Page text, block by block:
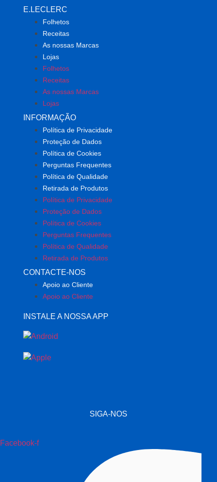
E.LECLERC
Folhetos
Receitas
As nossas Marcas
Lojas
Folhetos
Receitas
As nossas Marcas
Lojas
INFORMAÇÃO
Política de Privacidade
Proteção de Dados
Política de Cookies
Perguntas Frequentes
Política de Qualidade
Retirada de Produtos
Política de Privacidade
Proteção de Dados
Política de Cookies
Perguntas Frequentes
Política de Qualidade
Retirada de Produtos
CONTACTE-NOS
Apoio ao Cliente
Apoio ao Cliente
INSTALE A NOSSA APP
SIGA-NOS
Facebook-f